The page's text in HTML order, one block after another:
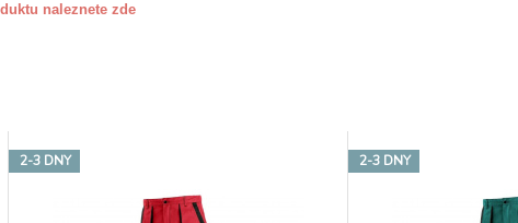
naleznete zde
2-3 DNY 2-3 DNY